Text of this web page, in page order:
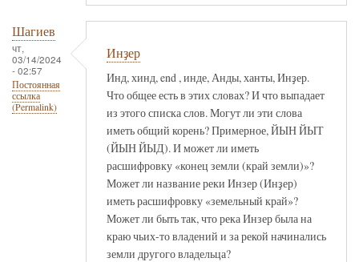
Шагиев
чт,
03/14/2024
- 02:57
Постоянная
ссылка
(Permalink)
Инҙер
Инд, хинд, end , инде, Анды, ханты, Инҙер.
Что общее есть в этих словах? И что выпадает
из этого списка слов. Могут ли эти слова
иметь общий корень? Примерное, ЙЫН ЙЫТ
(ЙЫН ЙЫД). И может ли иметь
расшифровку «конец земли (край земли)»?
Может ли название реки Инзер (Инҙер)
иметь расшифровку «земельный край»?
Может ли быть так, что река Инзер была на
краю чьих-то владений и за рекой начинались
земли другого владельца?